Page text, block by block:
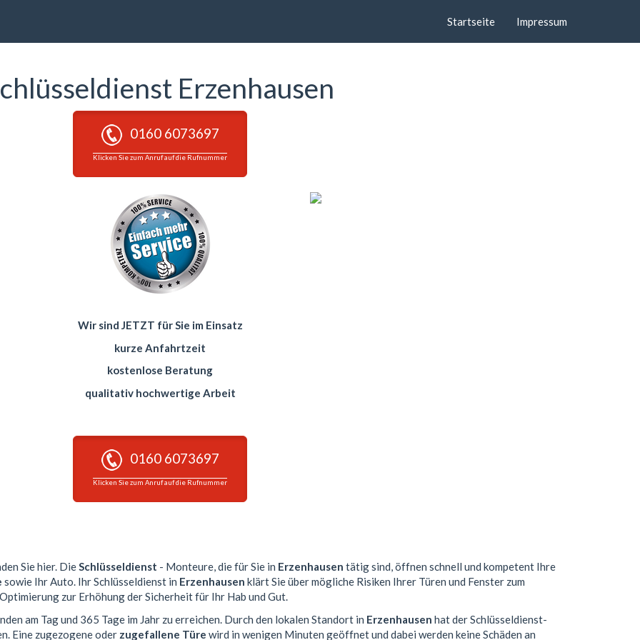
Startseite Impressum
Erzenhausen
0160 6073697
Klicken Sie zum Anruf auf die Rufnummer
Wir sind JETZT für Sie im Einsatz
kurze Anfahrtzeit
kostenlose Beratung
qualitativ hochwertige Arbeit
0160 6073697
Klicken Sie zum Anruf auf die Rufnummer
Sie hier. DieSchlüsseldienst - Monteure, die für Sie in Erzenhausen tätig sind, öffnen schnell und kompetent Ihre
sowie Ihr Auto. Ihr Schlüsseldienst in Erzenhausen klärt Sie über mögliche Risiken Ihrer Türen und Fenster zum
zur Erhöhung der Sicherheit für Ihr Hab und Gut.
am Tag und 365 Tage im Jahr zu erreichen. Durch den lokalen Standort in Erzenhausen hat der Schlüsseldienst-
Eine zugezogene oder zugefallene Türe wird in wenigen Minuten geöffnet und dabei werden keine Schäden an